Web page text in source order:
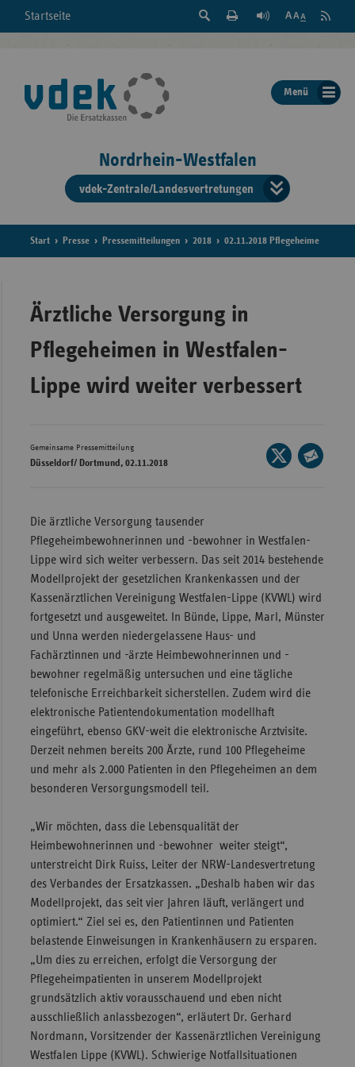
Startseite
Suche
der
Seite
Feed
Menü
Nordrhein-Westfalen
vdek-Zentrale/Landesvertretungen
der
Start Presse Pressemitteilungen 2018 02.11.2018 Pflegeheime
Ärztliche Versorgung in
Pflegeheimen in Westfalen-
Lippe wird weiter verbessert
Gemeinsame Pressemitteilung
Düsseldorf/ Dortmund, 02.11.2018
Seite
auf
teilen
Die ärztliche Versorgung tausender
Pflegeheimbewohnerinnen und -bewohner in Westfalen-
Lippe wird sich weiter verbessern. Das seit 2014 bestehende
Modellprojekt der gesetzlichen Krankenkassen und der
Kassenärztlichen Vereinigung Westfalen-Lippe (KVWL) wird
fortgesetzt und ausgeweitet. In Bünde, Lippe, Marl, Münster
und Unna werden niedergelassene Haus- und
Fachärztinnen und -ärzte Heimbewohnerinnen und -
bewohner regelmäßig untersuchen und eine tägliche
telefonische Erreichbarkeit sicherstellen. Zudem wird die
elektronische Patientendokumentation modellhaft
eingeführt, ebenso GKV-weit die elektronische Arztvisite.
Derzeit nehmen bereits 200 Ärzte, rund 100 Pflegeheime
und mehr als 2.000 Patienten in den Pflegeheimen an dem
besonderen Versorgungsmodell teil.
„Wir möchten, dass die Lebensqualität der
Heimbewohnerinnen und -bewohner weiter steigt“,
unterstreicht Dirk Ruiss, Leiter der NRW-Landesvertretung
des Verbandes der Ersatzkassen. „Deshalb haben wir das
Modellprojekt, das seit vier Jahren läuft, verlängert und
optimiert.“ Ziel sei es, den Patientinnen und Patienten
belastende Einweisungen in Krankenhäusern zu ersparen.
„Um dies zu erreichen, erfolgt die Versorgung der
Pflegeheimpatienten in unserem Modellprojekt
grundsätzlich aktiv vorausschauend und eben nicht
ausschließlich anlassbezogen“, erläutert Dr. Gerhard
Nordmann, Vorsitzender der Kassenärztlichen Vereinigung
Westfalen Lippe (KVWL). Schwierige Notfallsituationen